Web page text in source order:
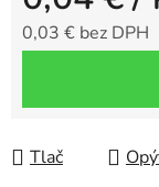
0,03 € bez DPH
Tlač